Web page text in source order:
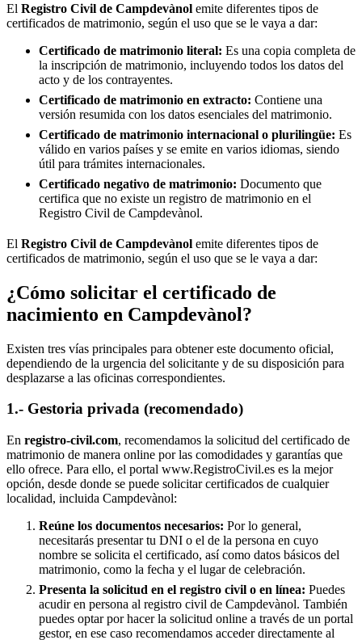
El Registro Civil de Campdevànol emite diferentes tipos de
certificados de matrimonio, según el uso que se le vaya a dar:
Certificado de matrimonio literal: Es una copia completa de
la inscripción de matrimonio, incluyendo todos los datos del
acto y de los contrayentes.
Certificado de matrimonio en extracto: Contiene una
versión resumida con los datos esenciales del matrimonio.
Certificado de matrimonio internacional o plurilingüe: Es
válido en varios países y se emite en varios idiomas, siendo
útil para trámites internacionales.
Certificado negativo de matrimonio: Documento que
certifica que no existe un registro de matrimonio en el
Registro Civil de Campdevànol.
El Registro Civil de Campdevànol emite diferentes tipos de
certificados de matrimonio, según el uso que se le vaya a dar:
¿Cómo solicitar el certificado de
nacimiento en Campdevànol?
Existen tres vías principales para obtener este documento oficial,
dependiendo de la urgencia del solicitante y de su disposición para
desplazarse a las oficinas correspondientes.
1.- Gestoria privada (recomendado)
En registro-civil.com, recomendamos la solicitud del certificado de
matrimonio de manera online por las comodidades y garantías que
ello ofrece. Para ello, el portal www.RegistroCivil.es es la mejor
opción, desde donde se puede solicitar certificados de cualquier
localidad, incluida Campdevànol:
Reúne los documentos necesarios: Por lo general,
necesitarás presentar tu DNI o el de la persona en cuyo
nombre se solicita el certificado, así como datos básicos del
matrimonio, como la fecha y el lugar de celebración.
Presenta la solicitud en el registro civil o en línea: Puedes
acudir en persona al registro civil de Campdevànol. También
puedes optar por hacer la solicitud online a través de un portal
gestor, en ese caso recomendamos acceder directamente al